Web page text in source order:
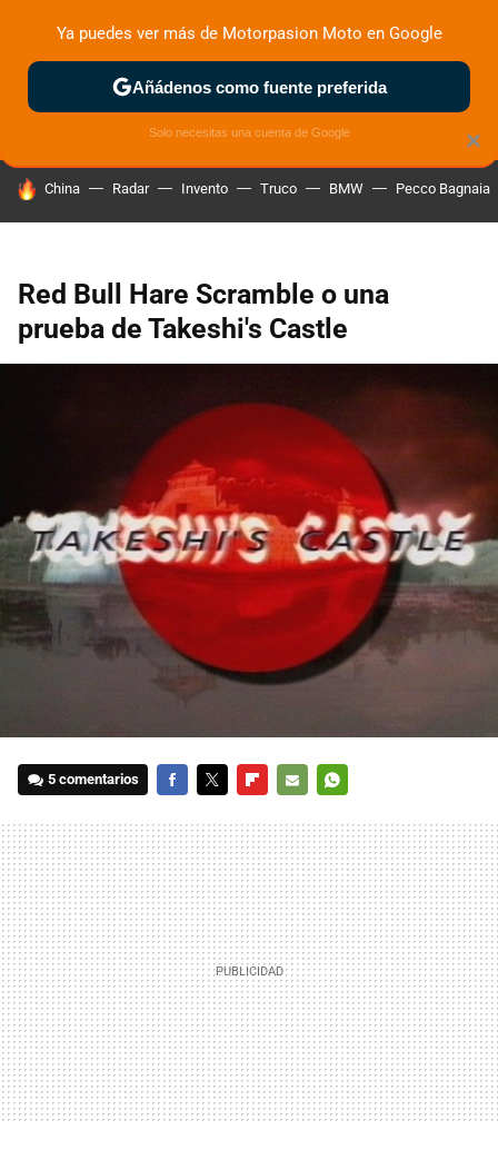
ZONA DE PRUEBAS DEPORTIVAS MOTOS ELÉCTRICAS
HOY SE HABLA DE
China Radar Invento Truco BMW Pecco Bagnaia
Red Bull Hare Scramble o una
prueba de Takeshi's Castle
5 comentarios
MAIL
×
Ya puedes ver más de Motorpasion Moto en Google
Añádenos como fuente preferida
Solo necesitas una cuenta de Google